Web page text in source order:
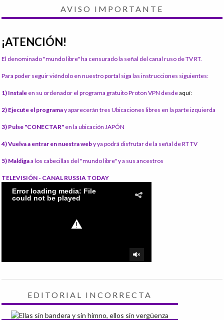
AVISO IMPORTANTE
¡ATENCIÓN!
El denominado "mundo libre" ha censurado la señal del canal ruso de TV RT.
Para poder seguir viéndolo en nuestro portal siga las instrucciones siguientes:
1) Instale en su ordenador el programa gratuito Proton VPN desdeaquí:
2) Ejecute el programay aparecerán tres Ubicaciones libres en la parte izquierda
3) Pulse "CONECTAR" en la ubicación JAPÓN
4) Vuelva a entrar en nuestra weby ya podrá disfrutar de la señal de RT TV
5) Maldigaa los cabecillas del "mundo libre" y a sus ancestros
TELEVISIÓN - CANAL RUSSIA TODAY
EDITORIAL INCORRECTA